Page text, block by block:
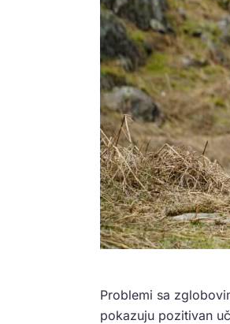
Problemi sa
pokazuju pozitivan